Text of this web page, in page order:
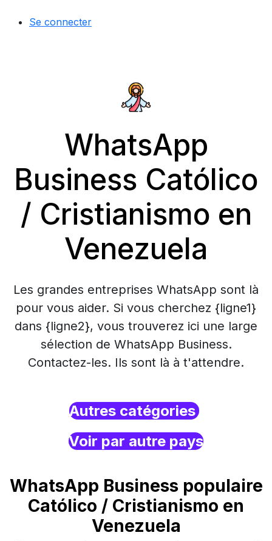
Se connecter
WhatsApp
Business Católico
/ Cristianismo en
Venezuela
Les grandes entreprises WhatsApp sont là
pour vous aider. Si vous cherchez {ligne1}
dans {ligne2}, vous trouverez ici une large
sélection de WhatsApp Business.
Contactez-les. Ils sont là à t'attendre.
Autres catégories
Voir par autre pays
WhatsApp Business populaire
Católico / Cristianismo en
Venezuela